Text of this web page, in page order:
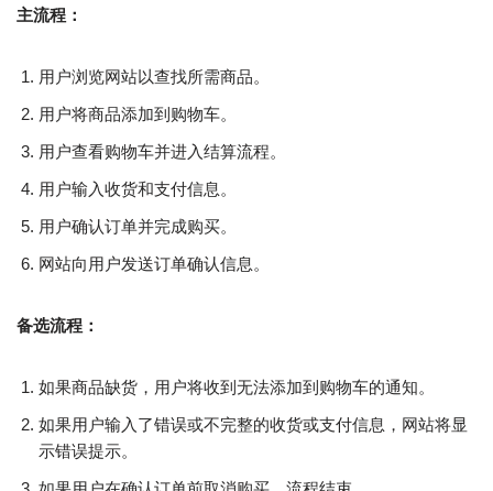
主流程：
用户浏览网站以查找所需商品。
用户将商品添加到购物车。
用户查看购物车并进入结算流程。
用户输入收货和支付信息。
用户确认订单并完成购买。
网站向用户发送订单确认信息。
备选流程：
如果商品缺货，用户将收到无法添加到购物车的通知。
如果用户输入了错误或不完整的收货或支付信息，网站将显
示错误提示。